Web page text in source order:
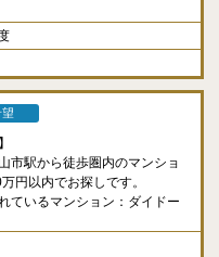
市駅から徒歩圏内のマンショ
円以内でお探しです。
ているマンション：ダイドー